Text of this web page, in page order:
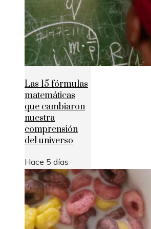
Las 15 fórmulas
matemáticas
que cambiaron
nuestra
comprensión
del universo
Hace 5 días